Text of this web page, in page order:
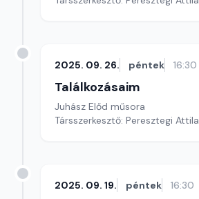
2025. 09. 26. péntek 16:30
Találkozásaim
Juhász Előd műsora
Társszerkesztő: Peresztegi Attila
2025. 09. 19. péntek 16:30